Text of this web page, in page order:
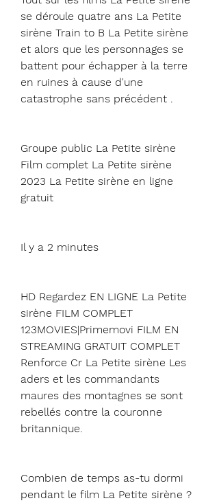
se déroule quatre ans La Petite
sirène Train to B La Petite sirène
et alors que les personnages se
battent pour échapper à la terre
en ruines à cause d'une
catastrophe sans précédent .
Groupe public La Petite sirène
Film complet La Petite sirène
2023 La Petite sirène en ligne
gratuit
Il y a 2 minutes
HD Regardez EN LIGNE La Petite
sirène FILM COMPLET
123MOVIES|Primemovi FILM EN
STREAMING GRATUIT COMPLET
Renforce Cr La Petite sirène Les
aders et les commandants
maures des montagnes se sont
rebellés contre la couronne
britannique.
Combien de temps as-tu dormi
pendant le film La Petite sirène ?